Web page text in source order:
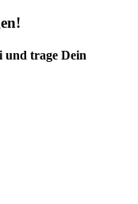
und trage Dein